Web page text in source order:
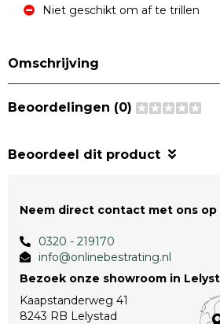
Niet geschikt om af te trillen
Omschrijving
Beoordelingen (0)
Beoordeel dit product
Neem direct contact met ons op
0320 - 219170
info@onlinebestrating.nl
Bezoek onze showroom in
Kaapstanderweg 41
8243 RB Lelystad